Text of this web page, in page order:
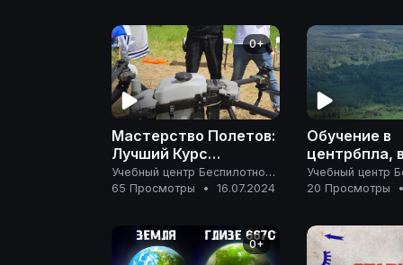
0+
Мастерство Полетов:
Лучший Курс
Управления Дронами
для Всех Уровней!
и профиле!
Учебный центр Беспилотной авиации
65 Просмотры
• 16.07.2024
Обучение в
центрбпла,
курсов для
на
20 Просмотры
•
0+